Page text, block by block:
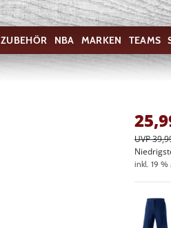
ZUBEHÖR NBA MARKEN TEAMS
UVP
inkl. 19 %